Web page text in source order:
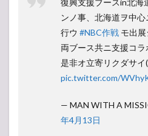
復興支援ブースin北海
ンノ事、北海道ヲ中
行ウ #NBC作戦 モ出展
両ブース共ニ支援コラ
是非オ立寄リクダサイ
pic.twitter.com/
— MAN WITH A
年4月13日